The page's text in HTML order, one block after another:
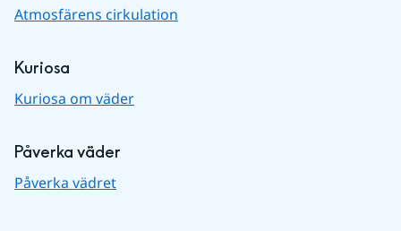
Atmosfärens cirkulation
Kuriosa
Kuriosa om väder
Påverka väder
Påverka vädret